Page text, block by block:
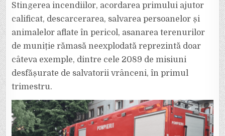
DE
MISIUNI
DESFĂȘURATE
DE
POMPIERII
VRÂNCENI
PRIMUL
AL
ANULUI
2024
Stingerea incendiilor, acordarea primului ajutor
calificat, descarcerarea, salvarea persoanelor și
animalelor aflate în pericol, asanarea terenurilor
de muniție rămasă neexplodată reprezintă doar
câteva exemple, dintre cele 2089 de misiuni
desfășurate de salvatorii vrânceni, în primul
trimestru.